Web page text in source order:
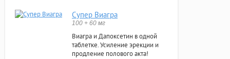
Супер Виагра
100 + 60 мг
Виагра и Дапоксетин в одной
таблетке. Усиление эрекции и
продление полового акта!